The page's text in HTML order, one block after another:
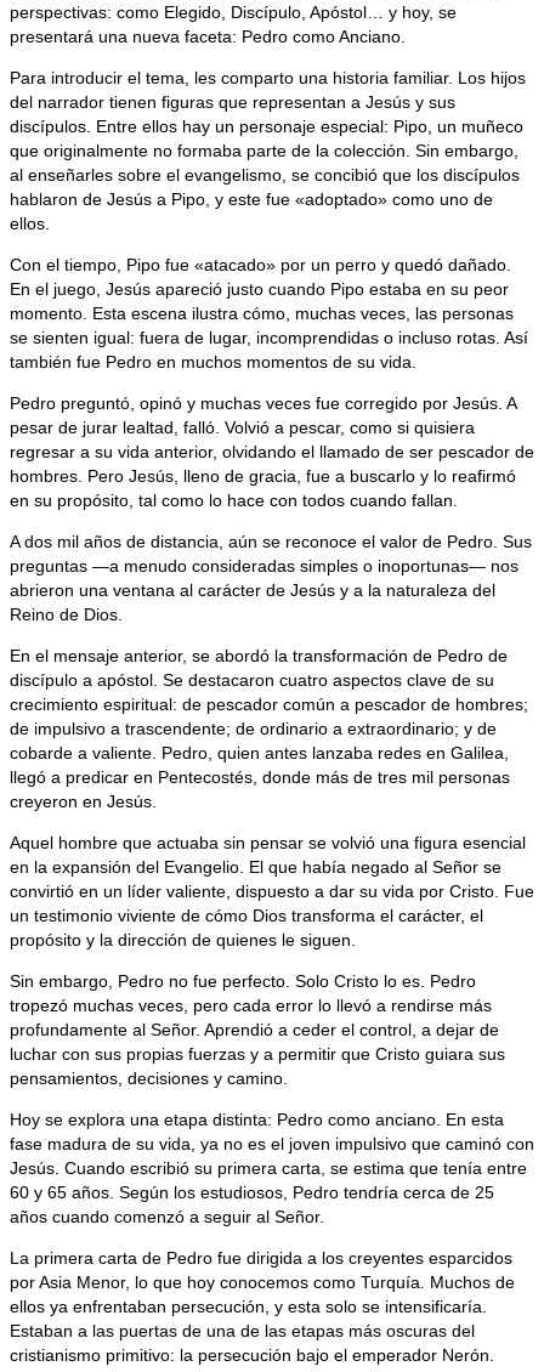
perspectivas: como Elegido, Discípulo, Apóstol… y hoy, se
presentará una nueva faceta: Pedro como Anciano.
Para introducir el tema, les comparto una historia familiar. Los hijos
del narrador tienen figuras que representan a Jesús y sus
discípulos. Entre ellos hay un personaje especial: Pipo, un muñeco
que originalmente no formaba parte de la colección. Sin embargo,
al enseñarles sobre el evangelismo, se concibió que los discípulos
hablaron de Jesús a Pipo, y este fue «adoptado» como uno de
ellos.
Con el tiempo, Pipo fue «atacado» por un perro y quedó dañado.
En el juego, Jesús apareció justo cuando Pipo estaba en su peor
momento. Esta escena ilustra cómo, muchas veces, las personas
se sienten igual: fuera de lugar, incomprendidas o incluso rotas. Así
también fue Pedro en muchos momentos de su vida.
Pedro preguntó, opinó y muchas veces fue corregido por Jesús. A
pesar de jurar lealtad, falló. Volvió a pescar, como si quisiera
regresar a su vida anterior, olvidando el llamado de ser pescador de
hombres. Pero Jesús, lleno de gracia, fue a buscarlo y lo reafirmó
en su propósito, tal como lo hace con todos cuando fallan.
A dos mil años de distancia, aún se reconoce el valor de Pedro. Sus
preguntas —a menudo consideradas simples o inoportunas— nos
abrieron una ventana al carácter de Jesús y a la naturaleza del
Reino de Dios.
En el mensaje anterior, se abordó la transformación de Pedro de
discípulo a apóstol. Se destacaron cuatro aspectos clave de su
crecimiento espiritual: de pescador común a pescador de hombres;
de impulsivo a trascendente; de ordinario a extraordinario; y de
cobarde a valiente. Pedro, quien antes lanzaba redes en Galilea,
llegó a predicar en Pentecostés, donde más de tres mil personas
creyeron en Jesús.
Aquel hombre que actuaba sin pensar se volvió una figura esencial
en la expansión del Evangelio. El que había negado al Señor se
convirtió en un líder valiente, dispuesto a dar su vida por Cristo. Fue
un testimonio viviente de cómo Dios transforma el carácter, el
propósito y la dirección de quienes le siguen.
Sin embargo, Pedro no fue perfecto. Solo Cristo lo es. Pedro
tropezó muchas veces, pero cada error lo llevó a rendirse más
profundamente al Señor. Aprendió a ceder el control, a dejar de
luchar con sus propias fuerzas y a permitir que Cristo guiara sus
pensamientos, decisiones y camino.
Hoy se explora una etapa distinta: Pedro como anciano. En esta
fase madura de su vida, ya no es el joven impulsivo que caminó con
Jesús. Cuando escribió su primera carta, se estima que tenía entre
60 y 65 años. Según los estudiosos, Pedro tendría cerca de 25
años cuando comenzó a seguir al Señor.
La primera carta de Pedro fue dirigida a los creyentes esparcidos
por Asia Menor, lo que hoy conocemos como Turquía. Muchos de
ellos ya enfrentaban persecución, y esta solo se intensificaría.
Estaban a las puertas de una de las etapas más oscuras del
cristianismo primitivo: la persecución bajo el emperador Nerón.